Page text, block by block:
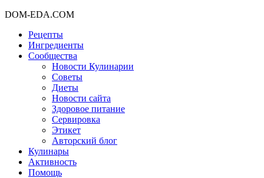
DOM-EDA.COM
Рецепты
Ингредиенты
Сообщества
Новости Кулинарии
Советы
Диеты
Новости сайта
Здоровое питание
Сервировка
Этикет
Авторский блог
Кулинары
Активность
Помощь